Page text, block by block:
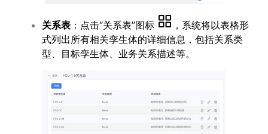
关系表 ：点击“关系表”图标
，系统将以表格形
式列出所有相关孪生体的详细信息，包括关系类
型、目标孪生体、业务关系描述等。